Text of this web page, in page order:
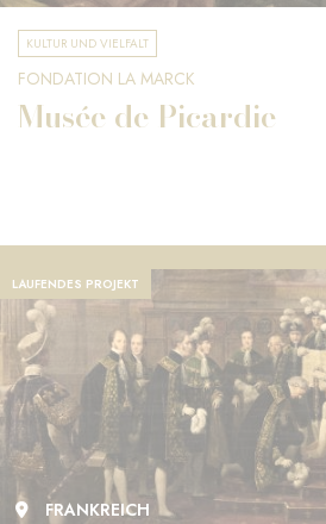
KULTUR UND VIELFALT
FONDATION LA MARCK
Musée de Picardie
LAUFENDES PROJEKT
FRANKREICH